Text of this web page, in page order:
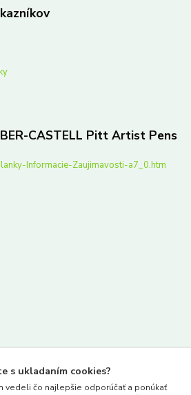
CASTELL Pitt Artist Pens
Informacie-Zaujimavosti-a7_0.htm
s ukladaním cookies?
vedeli čo najlepšie odporúčať a ponúkať